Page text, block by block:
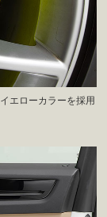
エローカラーを採用